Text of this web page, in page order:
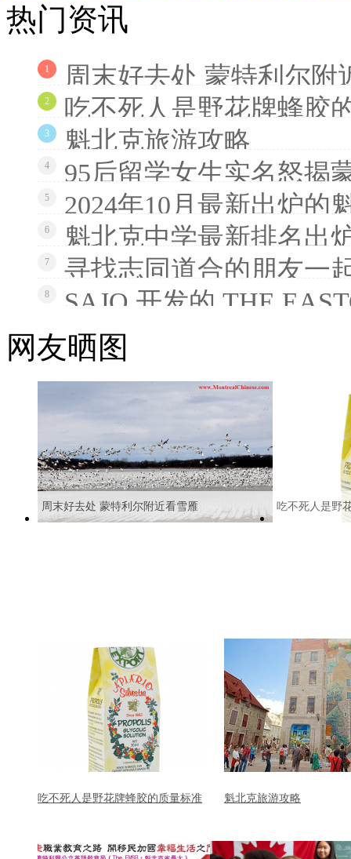
热门资讯
1 周末好去处 蒙特利尔附
2 吃不死人是野花牌蜂胶
3 魁北克旅游攻略
4 95后留学女生实名怒揭
5 2024年10月最新出炉的
6 魁北克中学最新排名出
7 寻找志同道合的朋友一
8 SAJO 开发的 THE
网友晒图
周末好去处 蒙特利尔附近看雪雁 吃不死人是野
吃不死人是野花牌蜂胶的质量标准 魁北克旅游攻略